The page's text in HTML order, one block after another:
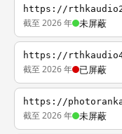
https://
截至 2026 年 未屏蔽
https://
截至 2026 年 已屏蔽
https://
截至 2026 年 未屏蔽